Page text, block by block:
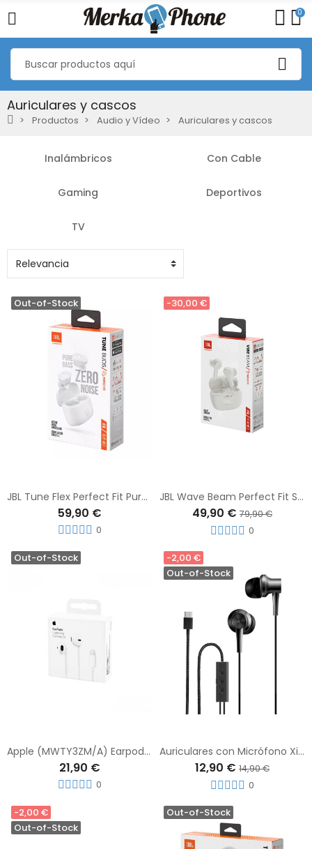
0
Auriculares y cascos
Productos Audio y Vídeo Auriculares y cascos
Inalámbricos Con Cable
Gaming Deportivos
TV
Out-of-Stock
JBL Tune Flex Perfect Fit Pure Bass Zero Noise Noise Cancelling White
59,90 €
0
-30,00 €
JBL Wave Beam Perfect Fit Smart Ambient Hands-Free Calls
49,90 € 79,90 €
0
Out-of-Stock
Apple (MWTY3ZM/A) Earpods con Conector Lightning
21,90 €
0
-2,00 €
Out-of-Stock
Auriculares con Micrófono Xiaomi M2413E1 Earphones USB Tipo C Negros
12,90 € 14,90 €
0
-2,00 €
Out-of-Stock
Out-of-Stock